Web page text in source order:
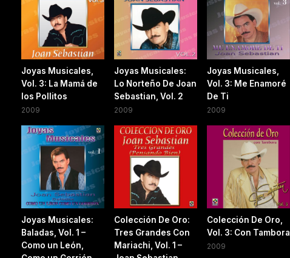
Joyas Musicales,
Vol. 3: La Mamá de
los Pollitos
2009
Joyas Musicales:
Lo Norteño De Joan
Sebastian, Vol. 2
2009
Joyas Musicales,
Vol. 3: Me Enamoré
De Ti
2009
Joyas Musicales:
Baladas, Vol. 1 –
Como un León,
Colección De Oro:
Tres Grandes Con
Mariachi, Vol. 1 –
Colección De Oro,
Vol. 3: Con Tambora
2009